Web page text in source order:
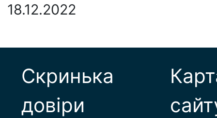
18.12.2022
Скринька
довіри